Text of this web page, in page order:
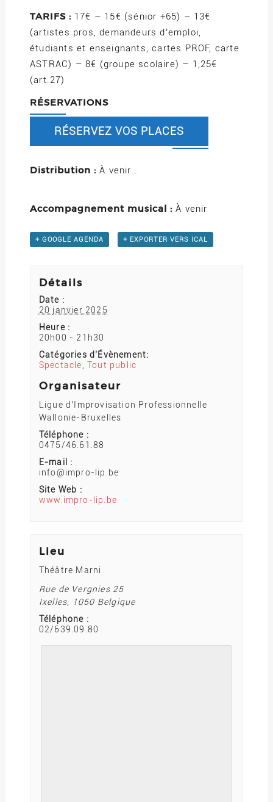
TARIFS : 17€ – 15€ (sénior +65) – 13€
(artistes pros, demandeurs d’emploi,
étudiants et enseignants, cartes PROF, carte
ASTRAC) – 8€ (groupe scolaire) – 1,25€
(art.27)
RÉSERVATIONS
RÉSERVEZ VOS PLACES
Distribution :À venir…
Accompagnement musical :À venir
+ GOOGLE AGENDA + EXPORTER VERS ICAL
Détails
Date :
20 janvier 2025
Heure :
20h00 - 21h30
Catégories d’Évènement:
Spectacle
,Tout public
Organisateur
Ligue d’Improvisation Professionnelle
Wallonie-Bruxelles
Téléphone :
0475/46.61.88
E-mail :
info@impro-lip.be
Site Web :
www.impro-lip.be
Lieu
Théâtre Marni
Rue de Vergnies 25
Ixelles, 1050 Belgique
Téléphone :
02/639.09.80